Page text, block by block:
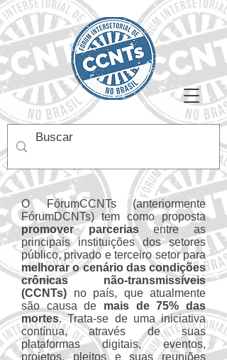
O FórumCCNTs (anteriormente
FórumDCNTs) tem como proposta
promover parceriasentre as
principais instituições dos setores
público, privado e terceiro setor para
melhorar o cenário das condições
crônicas não-transmissíveis
(CCNTs) no país, que atualmente
são causa de mais de 75% das
mortes. Trata-se de uma iniciativa
contínua, através de suas
plataformas digitais, eventos,
projetos, pleitos e suas reuniões